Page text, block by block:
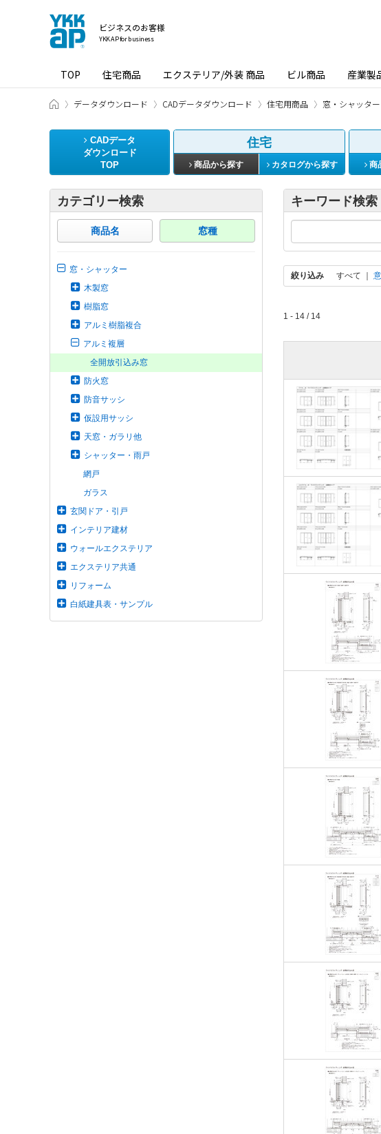
ビジネスのお客様
YKK AP for business
TOP 住宅商品 エクステリア/外装 商品 ビル商品 産業製
ビジネスのお客様 HOME
データダウンロード CADデータダウンロード 住宅用商品 窓・シャッター
CADデータ
ダウンロード
TOP
住宅
商品から探す カタログから探す 商
カテゴリー検索
商品名 窓種
窓・シャッター
木製窓
樹脂窓
アルミ樹脂複合
アルミ複層
全開放引込み窓
防火窓
防音サッシ
仮設用サッシ
天窓・ガラリ他
シャッター・雨戸
網戸
ガラス
玄関ドア・引戸
インテリア建材
ウォールエクステリア
エクステリア共通
リフォーム
白紙建具表・サンプル
キーワード検索
絞り込み すべて
1 - 14 / 14